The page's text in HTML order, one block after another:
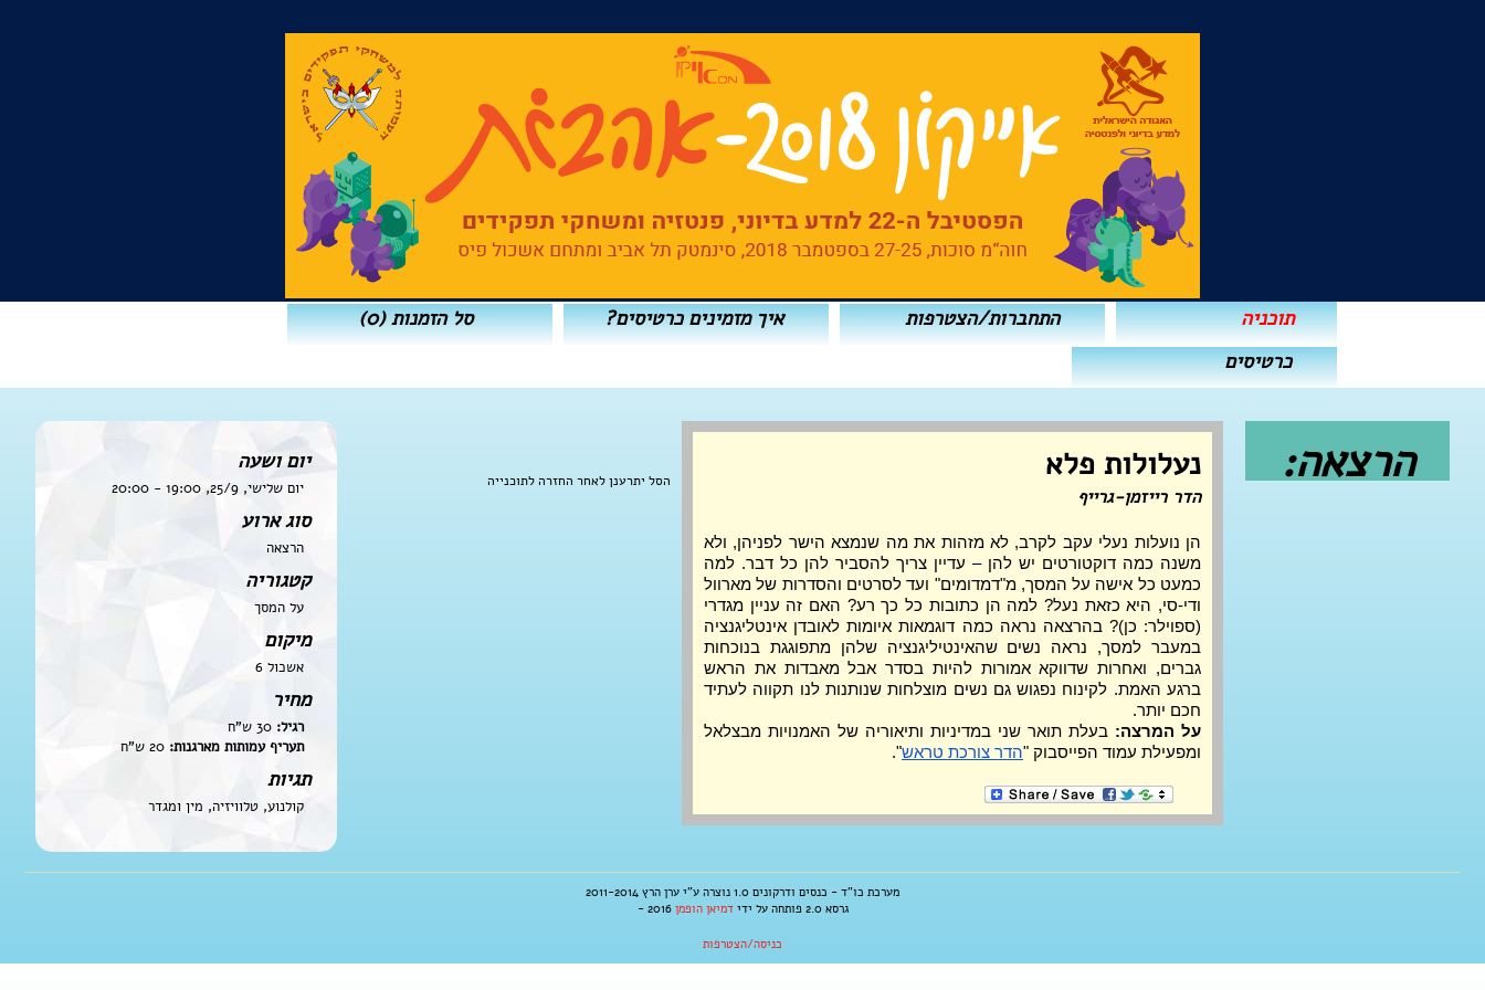
תוכניה התחברות/הצטרפות איך מזמינים כרטיסים? סל הזמנות(0)
כרטיסים
הרצאה: נעלולות פלא
הדר רייזמן-גרייף
חכם יותר.
על המרצה:
ומפעילת עמוד הפייסבוק "הדר צורכת טראש".
יום ושעה
יום שלישי, 25/9, 19:00 - 20:00
סוג ארוע
הרצאה
קטגוריה
על המסך
מיקום
אשכול 6
מחיר
רגיל:
תעריף עמותות מארגנות:
תגיות
קולנוע, טלוויזיה, מין ומגדר
הסל יתרענן לאחר החזרה לתוכנייה
מערכת כו"ד - כנסים ודרקונים 1.0 נוצרה ע"י ערן הרץ 2011-2014
גרסא 2.0 פותחה על ידי
דמיאן הופמן 2016 -
כניסה/הצטרפות